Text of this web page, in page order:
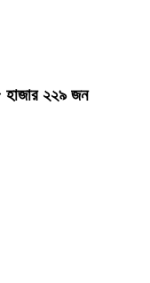
হাজার ২২৯ জন